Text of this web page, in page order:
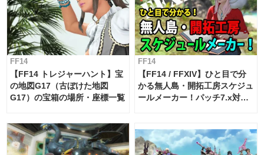
FF14
【FF14 トレジャーハント】宝
の地図G17（古ぼけた地図
G17）の宝箱の場所・座標一覧
FF14
【FF14 / FFXIV】ひと目で分
かる無人島・開拓工房スケジュ
ールメーカー！パッチ7.x対応